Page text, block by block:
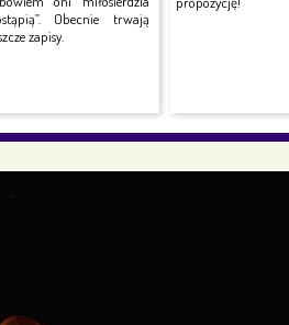
Obecnie trwają
zapisy.